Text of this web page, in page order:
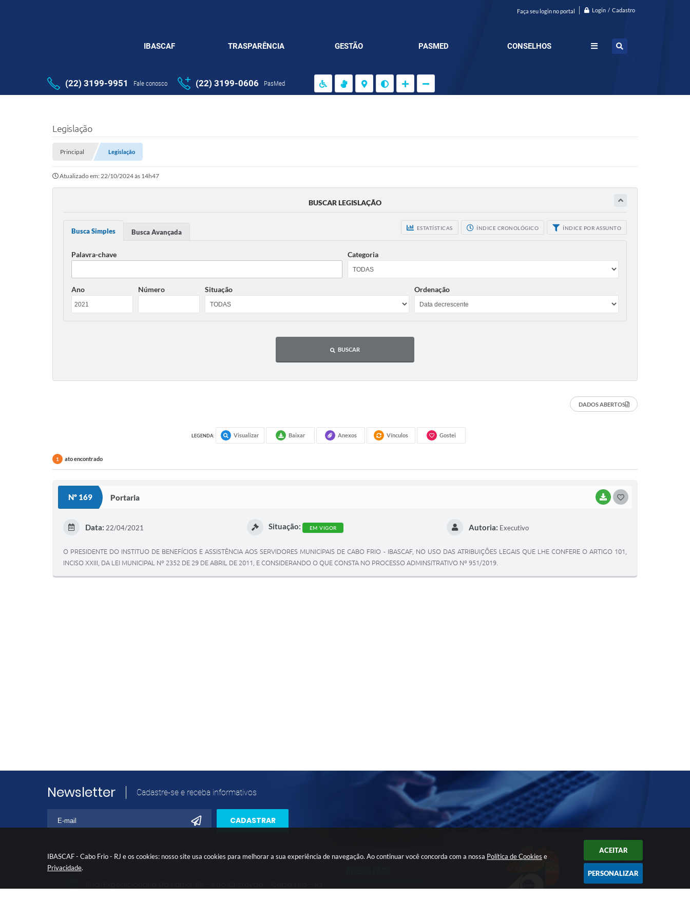
IBASCAF - Cabo Frio - RJ e os cookies: nosso site usa cookies para melhorar a sua experiência de navegação. Ao continuar você concorda com a nossa Política de Cookies e
Privacidade.
ACEITAR
PERSONALIZAR
Faça seu login no portal Login / Cadastro
IBASCAF TRASPARÊNCIA GESTÃO PASMED CONSELHOS
(22) 3199-9951 Fale conosco (22) 3199-0606 PasMed
Legislação
Principal Legislação
Atualizado em: 22/10/2024 às 14h47
BUSCAR LEGISLAÇÃO
ESTATÍSTICAS ÍNDICE CRONOLÓGICO ÍNDICE POR ASSUNTO
Busca Simples Busca Avançada
Palavra-chave Categoria
Ano Número Situação Ordenação
BUSCAR
DADOS ABERTOS
LEGENDA: Visualizar Baixar Anexos Vínculos Gostei
1 ato encontrado
Nº 169 Portaria BAIXAR
Data: 22/04/2021 Situação: EM VIGOR Autoria: Executivo
O PRESIDENTE DO INSTITUO DE BENEFÍCIOS E ASSISTÊNCIA AOS SERVIDORES MUNICIPAIS DE CABO FRIO - IBASCAF, NO USO DAS ATRIBUIÇÕES LEGAIS QUE LHE CONFERE O ARTIGO 101,
INCISO XXIII, DA LEI MUNICIPAL Nº 2352 DE 29 DE ABRIL DE 2011, E CONSIDERANDO O QUE CONSTA NO PROCESSO ADMINSITRATIVO Nº 951/2019.
Newsletter Cadastre-se e receba informativos
CADASTRAR